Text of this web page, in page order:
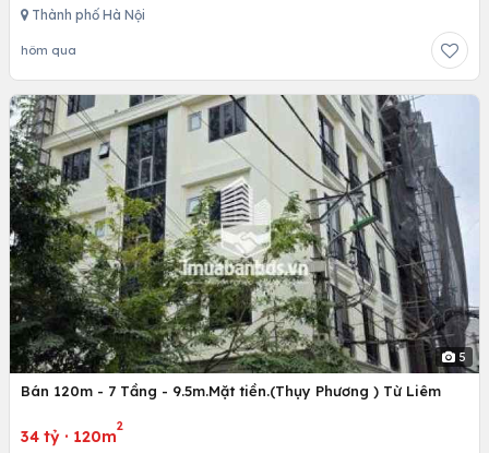
Thành phố Hà Nội
hôm qua
5
Bán 120m - 7 Tầng - 9.5m.Mặt tiền.(Thụy Phương ) Từ Liêm
34 tỷ · 120m
2